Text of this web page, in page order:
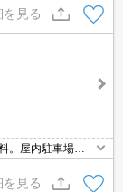
。さらに、イン
を見る
。屋内駐車場で
を見る